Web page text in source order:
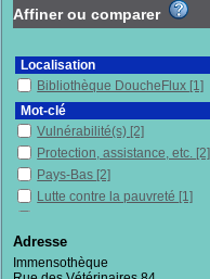
Affiner ou comparer
Localisation
Bibliothèque DoucheFlux [1]
Mot-clé
Vulnérabilité(s) [2]
Protection, assistance, etc. [2]
Pays-Bas [2]
Lutte contre la pauvreté [1]
Politique d'accueil
Pays de l'Union européenne
Adresse
Immensothèque